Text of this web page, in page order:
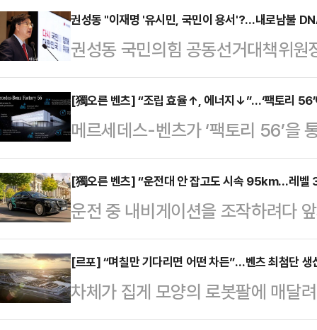
권성동 "이재명 '유시민, 국민이 용서'?…내로남불
권성동 국민의힘 공동선거대책위
겨냥해 "이준석 후보는 사과했어도
제명하고, 유시민 씨는 설난영 여사
받을 수 있는 것이냐"고 꼬집었다.
서 "역시나 이재명 후보는 유시민
이며 두둔하기 바쁜 모양새"라며
대선 후보는 최근 논란이 된 유시민
대한 발언과 관련해 "본인(유시…
[獨오른 벤츠] “조립 효율↑, 에너지↓”…‘팩토리 56’
메르세데스-벤츠가 ‘팩토리 56’을
효율성과 지속가능성을 모두 구현
서 다양한 차종을 조립하고 에너지
까지 함께 실현하고 있다.독일 진
만 유로가 투입된 메르세데스-벤츠
소중립을 목표로 설계됐으며, 혼류
있는 것이 특징이다.팩토리 56은
며, 내연기관차부…
[獨오른 벤츠] “운전대 안 잡고도 시속 95km…레벨
운전 중 내비게이션을 조작하려다
밟은 적이 있는가. 혹은 출근길 정
클랙슨 세례를 받은 경험은? 운전
로에서 ‘전방주시’는 선택이 아니
이 당연한 ‘의무’를 기술로 무너뜨
[르포] “며칠만 기다리면 어떤 차든”…벤츠 최첨단 생
차체가 집게 모양의 로봇팔에 매달
량은 일정 각도로 기울어진 채 부식